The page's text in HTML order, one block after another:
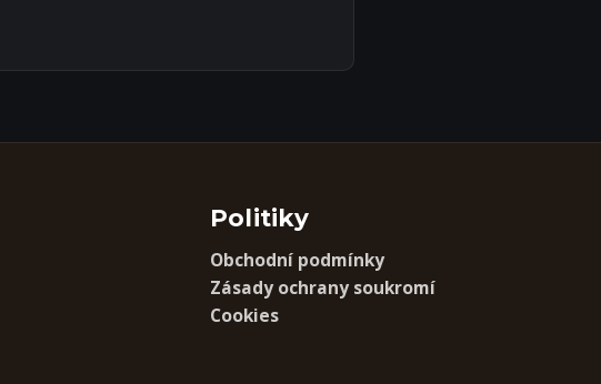
Politiky
Obchodní podmínky
Zásady ochrany soukromí
Cookies